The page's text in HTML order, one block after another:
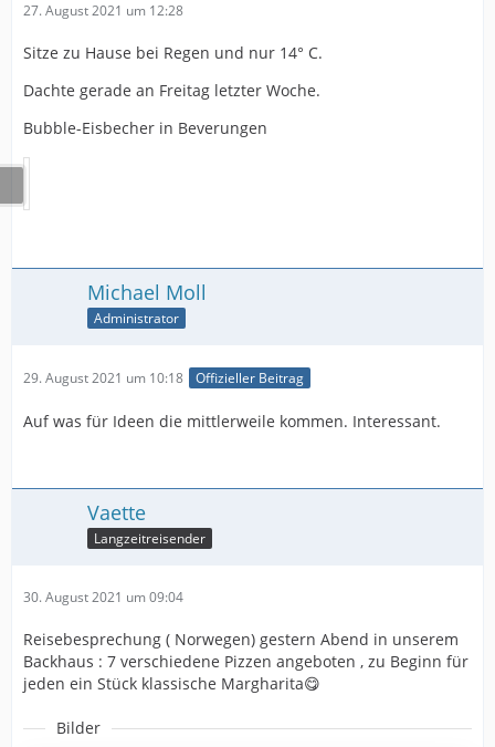
27. August 2021 um 12:28
Sitze zu Hause bei Regen und nur 14° C.
Dachte gerade an Freitag letzter Woche.
Bubble-Eisbecher in Beverungen
Michael Moll
Administrator
29. August 2021 um 10:18 Offizieller Beitrag
Auf was für Ideen die mittlerweile kommen. Interessant.
Vaette
Langzeitreisender
30. August 2021 um 09:04
Reisebesprechung ( Norwegen) gestern Abend in unserem
Backhaus : 7 verschiedene Pizzen angeboten , zu Beginn für
jeden ein Stück klassische Margharita😋
Bilder